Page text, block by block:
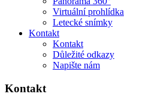
Virtuální prohlídka
Letecké snímky
Kontakt
Kontakt
Důležité odkazy
Napište nám
Kontakt